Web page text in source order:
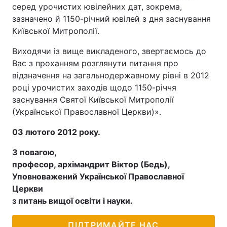
серед урочистих ювілейних дат, зокрема,
зазначено й 1150-річний ювілей з дня заснування
Київської Митрополії.
Виходячи із вище викладеного, звертаємось до
Вас з проханням розглянути питання про
відзначення на загальнодержавному рівні в 2012
році урочистих заходів щодо 1150-річчя
заснування Святої Київської Митрополії
(Української Православної Церкви)».
03 лютого 2012 року.
З повагою,
професор, архімандрит Віктор (Бедь),
Уповноважений Української Православної
Церкви
з питань вищої освіти і науки.
ПІДТРИМАЙТЕ НАС